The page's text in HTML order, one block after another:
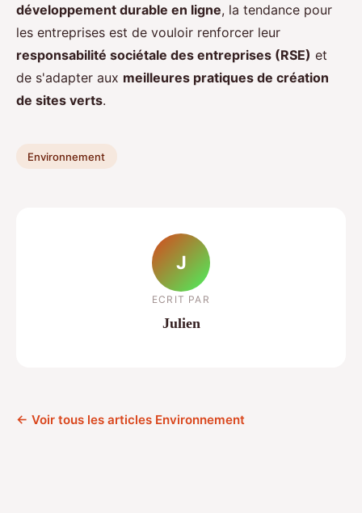
développement durable en ligne, la tendance pour
les entreprises est de vouloir renforcer leur
responsabilité sociétale des entreprises (RSE) et
de s'adapter aux meilleures pratiques de création
de sites verts.
Environnement
J
ECRIT PAR
Julien
← Voir tous les articles Environnement